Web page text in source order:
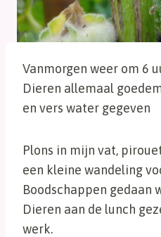
Vanmorgen weer om 6
Dieren allemaal
en vers water gegeven
Plons in mijn vat,
een kleine wandeling
Boodschappen gedaan
Dieren aan de lunch
werk.